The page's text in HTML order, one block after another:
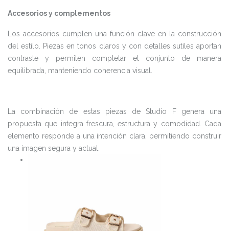
Accesorios y complementos
Los accesorios cumplen una función clave en la construcción
del estilo. Piezas en tonos claros y con detalles sutiles aportan
contraste y permiten completar el conjunto de manera
equilibrada, manteniendo coherencia visual.
La combinación de estas piezas de Studio F genera una
propuesta que integra frescura, estructura y comodidad. Cada
elemento responde a una intención clara, permitiendo construir
una imagen segura y actual.